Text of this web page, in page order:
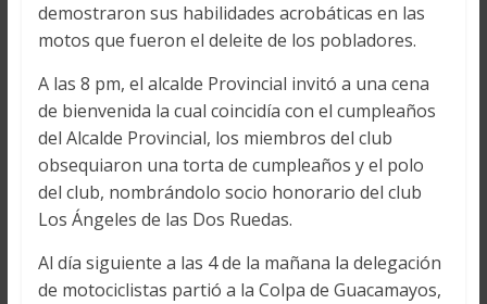
demostraron sus habilidades acrobáticas en las
motos que fueron el deleite de los pobladores.
A las 8 pm, el alcalde Provincial invitó a una cena
de bienvenida la cual coincidía con el cumpleaños
del Alcalde Provincial, los miembros del club
obsequiaron una torta de cumpleaños y el polo
del club, nombrándolo socio honorario del club
Los Ángeles de las Dos Ruedas.
Al día siguiente a las 4 de la mañana la delegación
de motociclistas partió a la Colpa de Guacamayos,